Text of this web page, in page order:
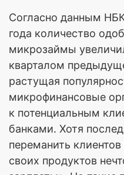
Согласно данным
года количество
микрозаймы
кварталом
растущая
микрофинансовые
к потенциальным
банками. Хотя
переманить
своих продуктов